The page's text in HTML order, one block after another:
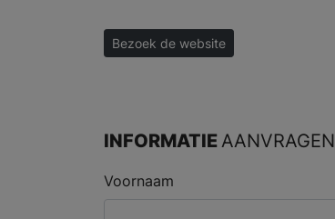
Bezoek de website
INFORMATIEAANVRAGEN
Voornaam